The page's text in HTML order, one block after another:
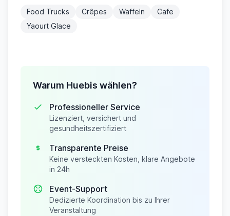
Food Trucks Crêpes Waffeln
Cafe
Yaourt Glace
Warum Huebis wählen?
Professioneller Service
Lizenziert, versichert und
gesundheitszertifiziert
Transparente Preise
Keine versteckten Kosten, klare Angebote
in 24h
Event-Support
Dedizierte Koordination bis zu Ihrer
Veranstaltung